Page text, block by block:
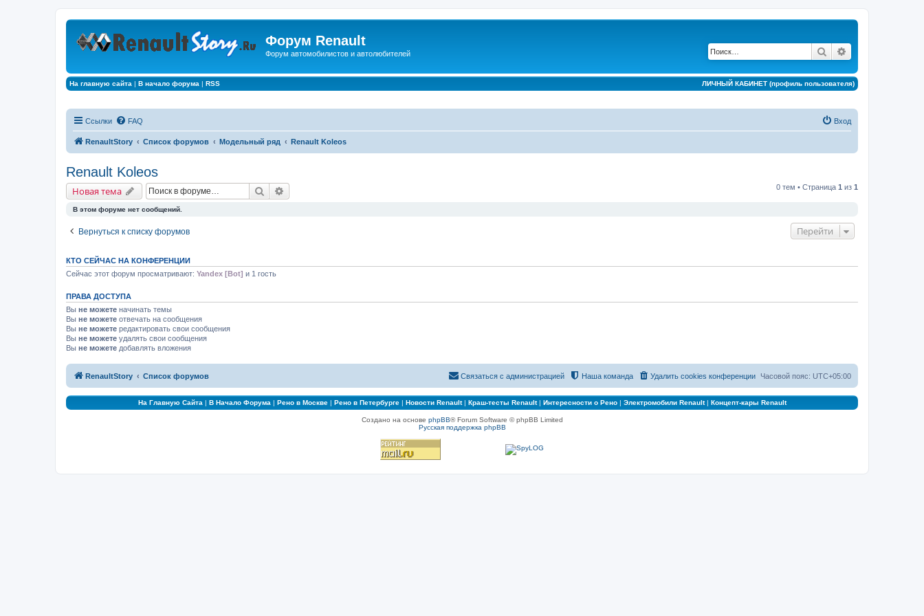
Форум Renault
Форум автомобилистов и автолюбителей Поиск
На главную сайта | В начало форума | RSS ЛИЧНЫЙ КАБИНЕТ (профиль пользователя)
Ссылки FAQ Вход
RenaultStory Список форумов Модельный ряд Renault Koleos
Renault Koleos
Новая тема Поиск 0 тем • Страница 1 из 1
В этом форуме нет сообщений.
Вернуться к списку форумов Перейти
КТО СЕЙЧАС НА КОНФЕРЕНЦИИ
Сейчас этот форум просматривают: Yandex [Bot] и 1 гость
ПРАВА ДОСТУПА
Вы не можете начинать темы
Вы не можете отвечать на сообщения
Вы не можете редактировать свои сообщения
Вы не можете удалять свои сообщения
Вы не можете добавлять вложения
RenaultStory Список форумов Часовой пояс: UTC+05:00
Удалить cookies конференции
Наша команда
Связаться с администрацией
На Главную Сайта | В Начало Форума | Рено в Москве| Рено в Петербурге| Новости Renault| Краш-тесты Renault| Интересности о Рено| Электромобили Renault| Концепт-кары Renault
Создано на основе phpBB® Forum Software © phpBB Limited
Русская поддержка phpBB